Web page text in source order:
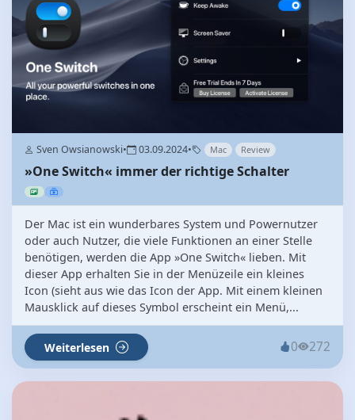
Sven Owsianowski• 03.09.2024• Mac Review
»One Switch« immer der richtige Schalter
Der Mac ist ein wunderbares System und Powernutzer
oder auch Nutzer, die viele Funktionen an einer Stelle
benötigen, werden die App »One Switch« lieben. Mit
dieser App erhalten Sie in der Menüzeile ein kleines
Icon (sieht aus wie das Icon der App. Mit einem kleinen
Mausklick auf dieses Symbol erscheint ein Menü,...
Weiterlesen 0 272